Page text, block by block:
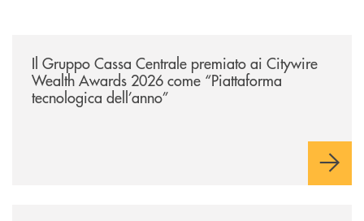
Il Gruppo Cassa Centrale premiato ai Citywire
Wealth Awards 2026 come “Piattaforma
tecnologica dell’anno”